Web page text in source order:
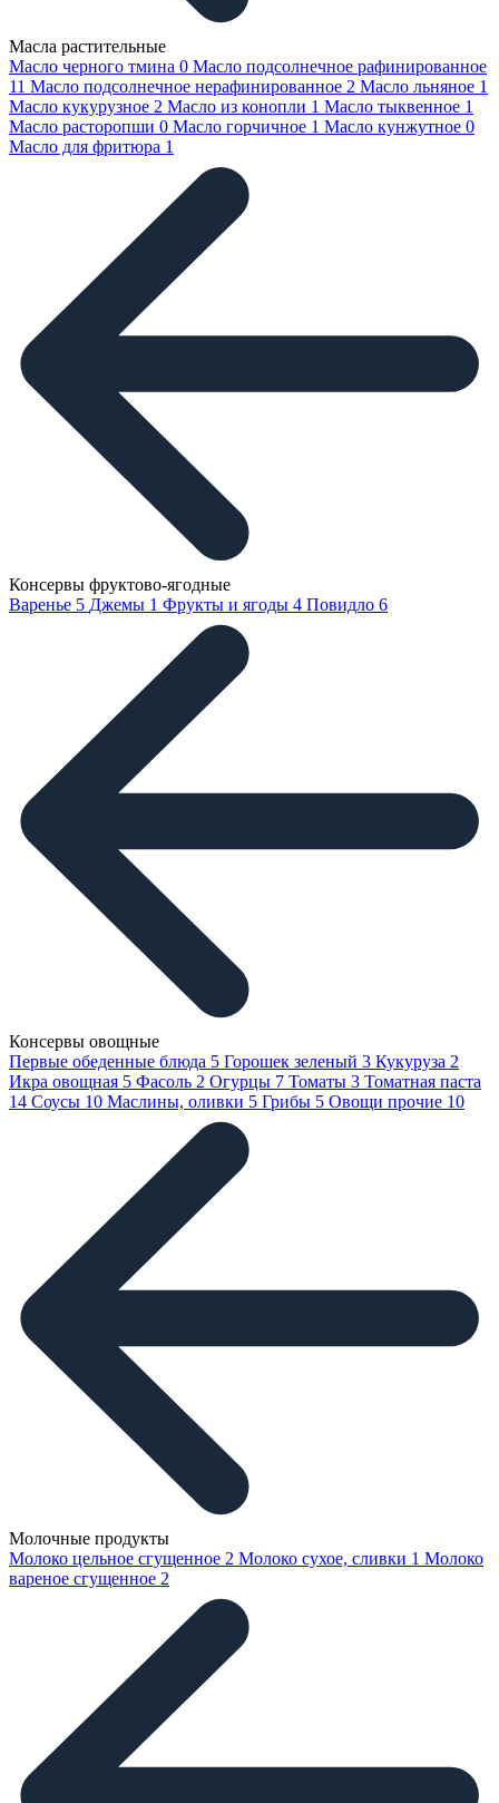
Масла растительные
Масло черного тмина 0 Масло подсолнечное рафинированное
11 Масло подсолнечное нерафинированное 2 Масло льняное 1
Масло кукурузное 2 Масло из конопли 1 Масло тыквенное 1
Масло расторопши 0 Масло горчичное 1 Масло кунжутное 0
Масло для фритюра 1
Консервы фруктово-ягодные
Варенье 5 Джемы 1 Фрукты и ягоды 4 Повидло 6
Консервы овощные
Первые обеденные блюда 5 Горошек зеленый 3 Кукуруза 2
Икра овощная 5 Фасоль 2 Огурцы 7 Томаты 3 Томатная паста
14 Соусы 10 Маслины, оливки 5 Грибы 5 Овощи прочие 10
Молочные продукты
Молоко цельное сгущенное 2 Молоко сухое, сливки 1 Молоко
вареное сгущенное 2